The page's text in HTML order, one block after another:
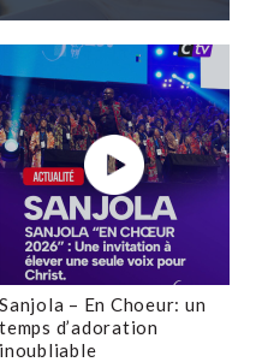
Sanjola – En Choeur: un
temps d’adoration
inoubliable